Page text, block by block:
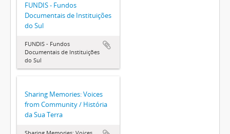
FUNDIS - Fundos
Documentais de Instituições
do Sul
FUNDIS - Fundos
Documentais de Instituições
do Sul
Sharing Memories: Voices
from Community / História
da Sua Terra